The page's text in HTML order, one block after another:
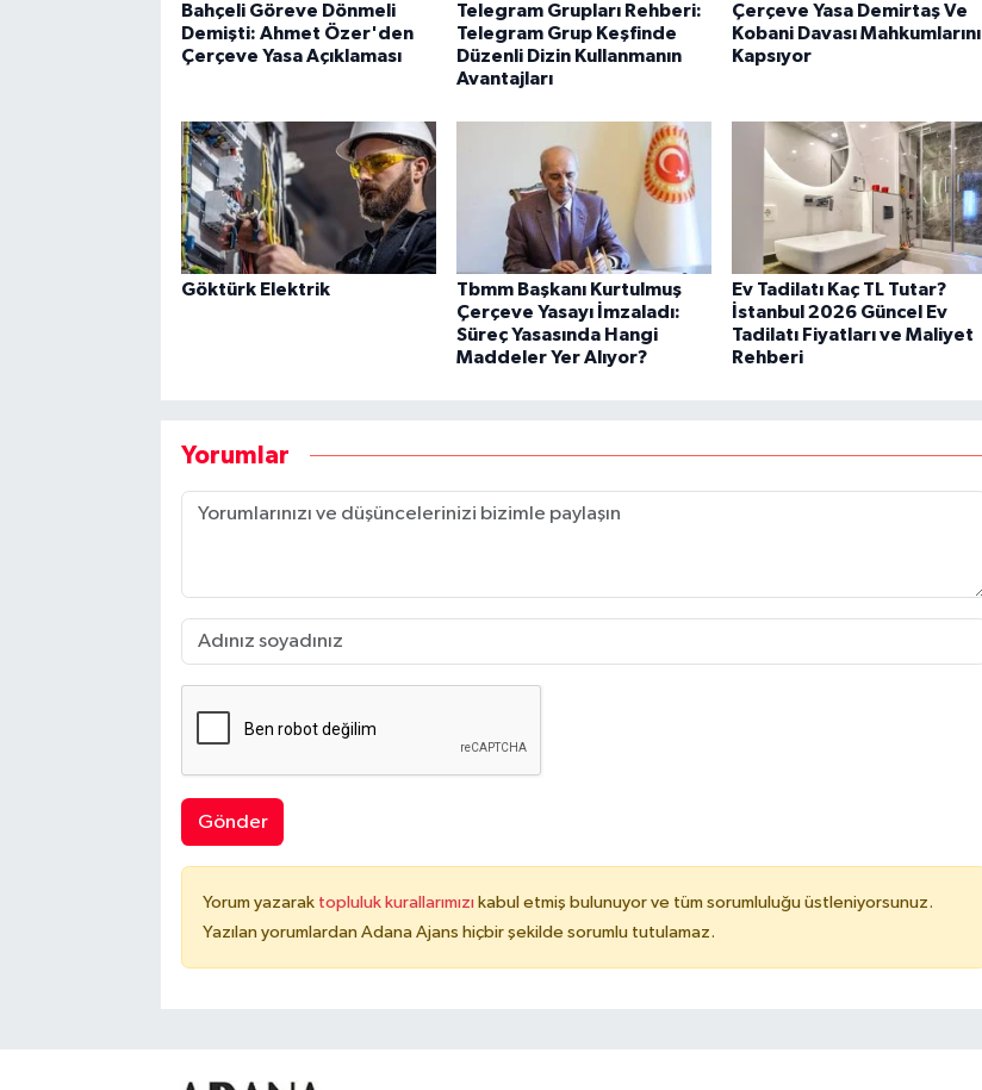
Bahçeli Göreve Dönmeli
Demişti: Ahmet Özer'den
Çerçeve Yasa Açıklaması
Telegram Grupları Rehberi:
Telegram Grup Keşfinde
Düzenli Dizin Kullanmanın
Avantajları
Çerçeve Yasa Demirtaş Ve
Kobani Davası Mahkumlarını
Kapsıyor
Göktürk Elektrik
Tbmm Başkanı Kurtulmuş
Çerçeve Yasayı İmzaladı:
Süreç Yasasında Hangi
Maddeler Yer Alıyor?
Ev Tadilatı Kaç TL Tutar?
İstanbul 2026 Güncel Ev
Tadilatı Fiyatları ve Maliyet
Rehberi
Yorumlar
Gönder
Yorum yazarak topluluk kurallarımızı kabul etmiş bulunuyor ve tüm sorumluluğu üstleniyorsunuz.
Yazılan yorumlardan Adana Ajans hiçbir şekilde sorumlu tutulamaz.